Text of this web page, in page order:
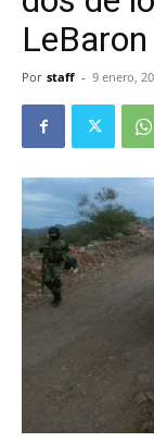
Por staff - 9 enero,